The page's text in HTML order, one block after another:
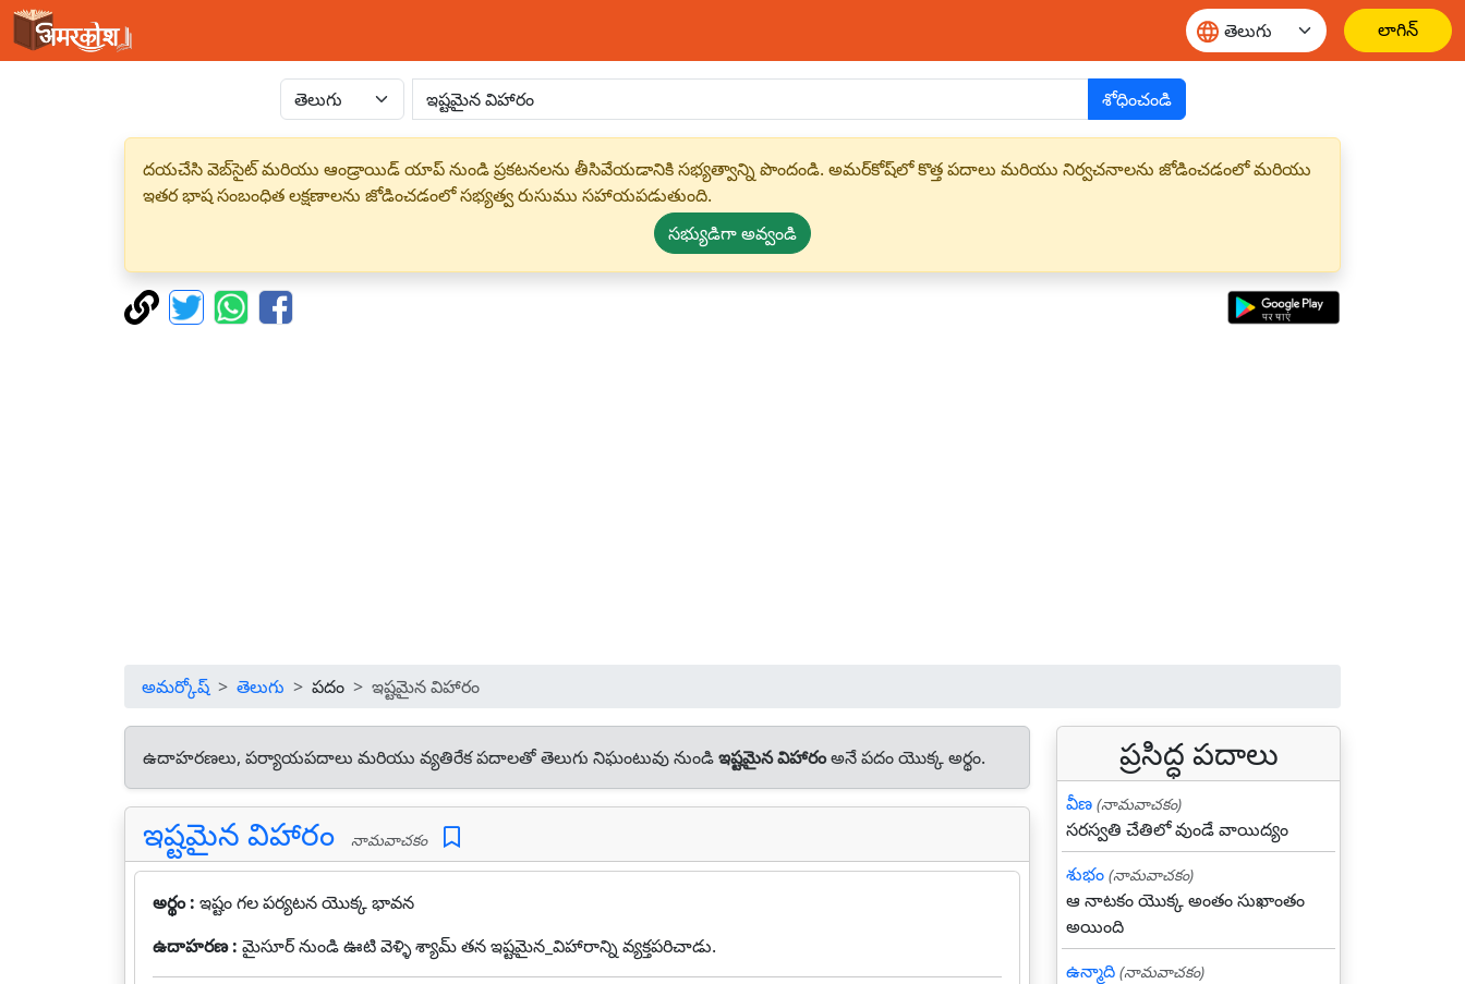
లాగిన్
శోధించండి
దయచేసి వెబ్‌సైట్ మరియు ఆండ్రాయిడ్ యాప్ నుండి ప్రకటనలను తీసివేయడానికి సభ్యత్వాన్ని పొందండి. అమర్‌కోష్‌లో కొత్త పదాలు మరియు నిర్వచనాలను జోడించడంలో మరియు
ఇతర భాష సంబంధిత లక్షణాలను జోడించడంలో సభ్యత్వ రుసుము సహాయపడుతుంది.
సభ్యుడిగా అవ్వండి
అమర్కోష్ తెలుగు పదం ఇష్టమైన విహారం
ఉదాహరణలు, పర్యాయపదాలు మరియు వ్యతిరేక పదాలతో తెలుగు నిఘంటువు నుండిఇష్టమైన విహారంఅనే పదం యొక్క అర్థం.
ఇష్టమైన విహారం నామవాచకం
అర్థం : ఇష్టం గల పర్యటన యొక్క భావన
ఉదాహరణ : మైసూర్ నుండి ఊటి వెళ్ళి శ్యామ్‍ తన ఇష్టమైన_విహారాన్ని వ్యక్తపరిచాడు.
ప్రసిద్ధ పదాలు
వీణ (నామవాచకం)
సరస్వతి చేతిలో వుండే వాయిద్యం
శుభం (నామవాచకం)
ఆ నాటకం యొక్క అంతం సుఖాంతం
అయింది
ఉన్మాది (నామవాచకం)